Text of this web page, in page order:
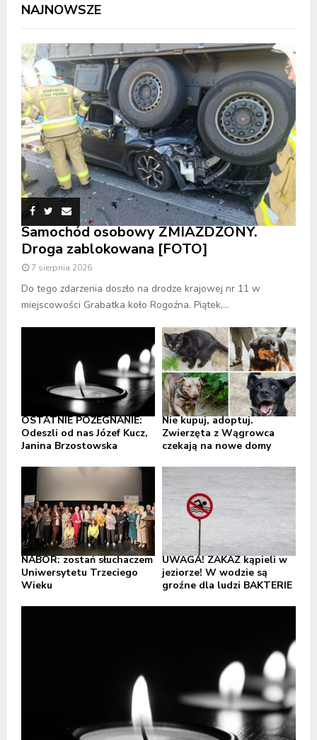
NAJNOWSZE
Samochód osobowy ZMIAŻDŻONY.
Droga zablokowana [FOTO]
7 sierpnia 2026
Do tego zdarzenia doszło na drodze krajowej nr 11 w
miejscowości Grabatka koło Rogoźna. Piątek,...
OSTATNIE POŻEGNANIE:
Odeszli od nas Józef Kucz,
Janina Brzostowska
Nie kupuj, adoptuj.
Zwierzęta z Wągrowca
czekają na nowe domy
NABÓR: zostań słuchaczem
Uniwersytetu Trzeciego
Wieku
UWAGA! ZAKAZ kąpieli w
jeziorze! W wodzie są
groźne dla ludzi BAKTERIE